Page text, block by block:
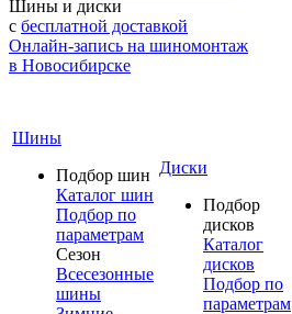
Шины и диски
с бесплатной доставкой
Онлайн-запись на шиномонтаж
в Новосибирске
Шины
Подбор шин
Каталог шин
Подбор по
параметрам
Сезон
Всесезонные
шины
Диски
Подбор
дисков
Каталог
дисков
Подбор по
параметрам